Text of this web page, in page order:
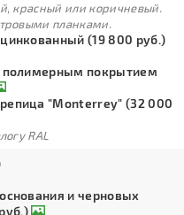
красный или коричневый.
планками.
(19 800 руб.)
полимерным покрытием
"Monterrey" (32 000
RAL
и черновых